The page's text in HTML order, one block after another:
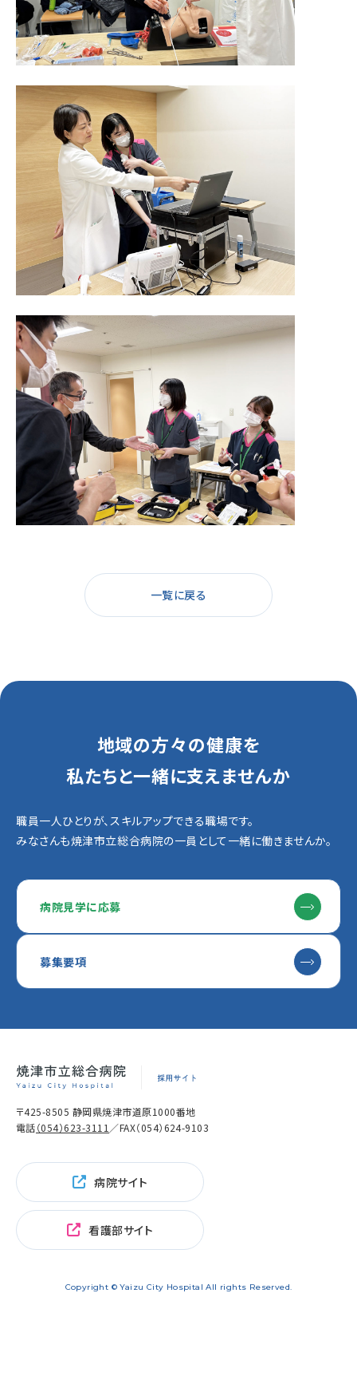
一覧に戻る
地域の方々の健康を
私たちと一緒に支えませんか
職員一人ひとりが、スキルアップできる職場です。
みなさんも焼津市立総合病院の一員として一緒に働きませんか。
病院見学に応募
募集要項
〒425-8505 静岡県焼津市道原1000番地
電話（054）623-3111 ／FAX（054）624-9103
病院サイト
看護部サイト
Copyright © Yaizu City Hospital All rights Reserved.